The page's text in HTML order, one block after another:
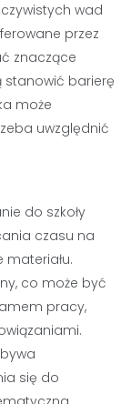
wad
przez
znaczące
stanowić barierę
może
uwzględnić
do szkoły
czasu na
co może być
pracy,
się do